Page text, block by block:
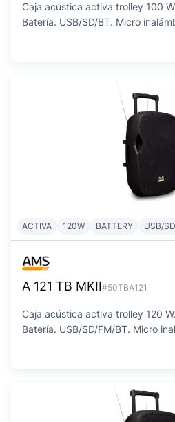
Caja acústica activa trolley 100
Batería. USB/SD/BT. Micro
ACTIVA 120W BATTERY USB/
A 121 TB MKII#50TBA121
Caja acústica activa trolley 120
Batería. USB/SD/FM/BT. Micro